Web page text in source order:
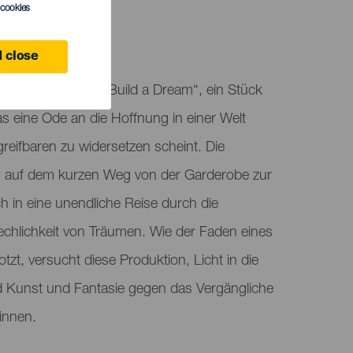
close
„Manual to Build a Dream“, ein Stück
eine Ode an die Hoffnung in einer Welt
zu widersetzen scheint. Die
auf dem kurzen Weg von der Garderobe zur
in eine unendliche Reise durch die
von Träumen. Wie der Faden eines
versucht diese Produktion, Licht in die
Kunst und Fantasie gegen das Vergängliche